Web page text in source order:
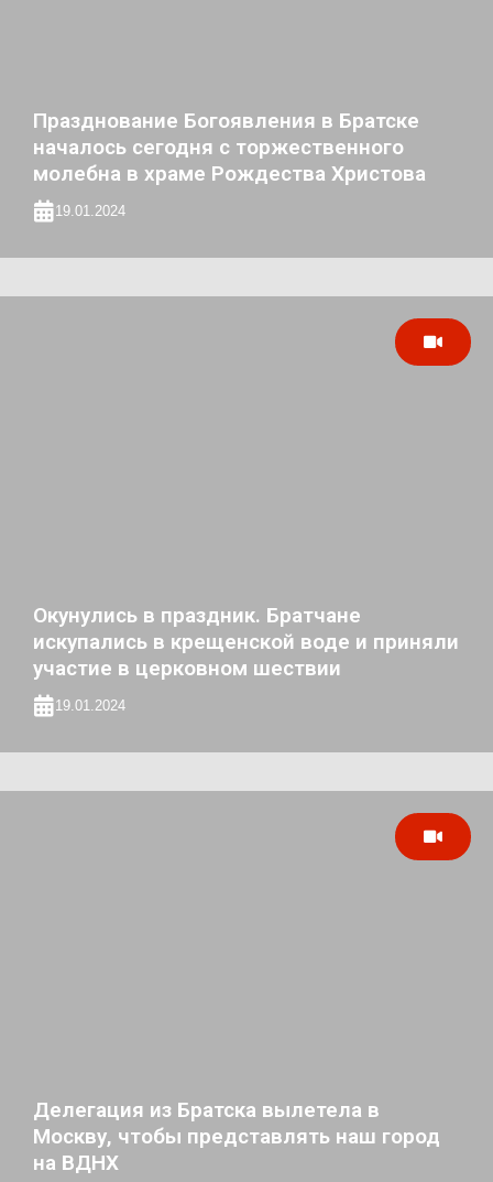
Празднование Богоявления в Братске
началось сегодня с торжественного
молебна в храме Рождества Христова
19.01.2024
Окунулись в праздник. Братчане
искупались в крещенской воде и приняли
участие в церковном шествии
19.01.2024
Делегация из Братска вылетела в
Москву, чтобы представлять наш город
на ВДНХ